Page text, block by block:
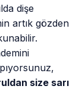
dişe
artık gözden
size sarı